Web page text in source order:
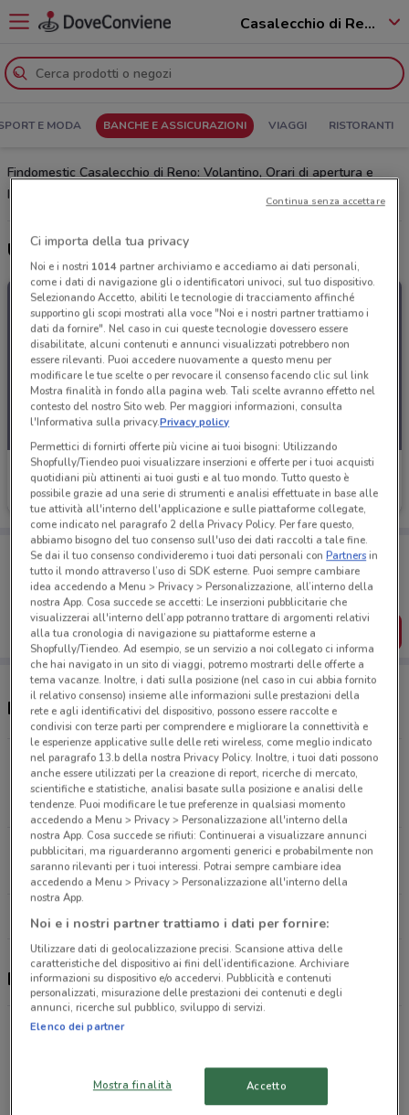
Casalecchio di Reno - 40033
E MODA BANCHE E ASSICURAZIONI VIAGGI RISTORANTI
Findomestic Casalecchio di Reno: Volantino, Orari di apertura e
Indirizzi
Ultime offerte del volantino Findomestic
Findomestic
Scade il 03/09 500 m
Porta DoveConviene sempre con te!
Puoi trovare le migliori offerte dei negozi vicino a te,
salvarle e creare la tua lista del risparmio, comodamente
dal tuo cellulare.
SCARICA L’APP
Negozi Findomestic a Casalecchio di Reno
Rotonda Biagi Via Porrettana, 279 Casalecchio Di
Reno
500 m
APERTO
Viale Pietramellara, 11 Bologna
5.8 km
APERTO
Tutti i negozi Findomestic
Findomestic, offerte e negozi
Offerte volantini e cataloghi per città nelle vicinanze
Ci importa della tua privacy
Noi e i nostri 1014partner archiviamo e accediamo ai dati personali,
come i dati di navigazione gli o identificatori univoci, sul tuo dispositivo.
Selezionando Accetto, abiliti le tecnologie di tracciamento affinché
supportino gli scopi mostrati alla voce "Noi e i nostri partner trattiamo i
dati da fornire". Nel caso in cui queste tecnologie dovessero essere
disabilitate, alcuni contenuti e annunci visualizzati potrebbero non
essere rilevanti. Puoi accedere nuovamente a questo menu per
modificare le tue scelte o per revocare il consenso facendo clic sul link
Mostra finalità in fondo alla pagina web. Tali scelte avranno effetto nel
contesto del nostro Sito web. Per maggiori informazioni, consulta
l'Informativa sulla privacy.Privacy policy
Permettici di fornirti offerte più vicine ai tuoi bisogni: Utilizzando
Shopfully/Tiendeo puoi visualizzare inserzioni e offerte per i tuoi acquisti
quotidiani più attinenti ai tuoi gusti e al tuo mondo. Tutto questo è
possibile grazie ad una serie di strumenti e analisi effettuate in base alle
tue attività all'interno dell'applicazione e sulle piattaforme collegate,
come indicato nel paragrafo 2 della Privacy Policy. Per fare questo,
abbiamo bisogno del tuo consenso sull'uso dei dati raccolti a tale fine.
Se dai il tuo consenso condivideremo i tuoi dati personali conPartnersin
tutto il mondo attraverso l’uso di SDK esterne. Puoi sempre cambiare
idea accedendo a Menu > Privacy > Personalizzazione, all’interno della
nostra App. Cosa succede se accetti: Le inserzioni pubblicitarie che
visualizzerai all'interno dell’app potranno trattare di argomenti relativi
alla tua cronologia di navigazione su piattaforme esterne a
Shopfully/Tiendeo. Ad esempio, se un servizio a noi collegato ci informa
che hai navigato in un sito di viaggi, potremo mostrarti delle offerte a
tema vacanze. Inoltre, i dati sulla posizione (nel caso in cui abbia fornito
il relativo consenso) insieme alle informazioni sulle prestazioni della
rete e agli identificativi del dispositivo, possono essere raccolte e
condivisi con terze parti per comprendere e migliorare la connettività e
le esperienze applicative sulle delle reti wireless, come meglio indicato
nel paragrafo 13.b della nostra Privacy Policy. Inoltre, i tuoi dati possono
anche essere utilizzati per la creazione di report, ricerche di mercato,
scientifiche e statistiche, analisi basate sulla posizione e analisi delle
tendenze. Puoi modificare le tue preferenze in qualsiasi momento
accedendo a Menu > Privacy > Personalizzazione all'interno della
nostra App. Cosa succede se rifiuti: Continuerai a visualizzare annunci
pubblicitari, ma riguarderanno argomenti generici e probabilmente non
saranno rilevanti per i tuoi interessi. Potrai sempre cambiare idea
accedendo a Menu > Privacy > Personalizzazione all'interno della
nostra App.
Noi e i nostri partner trattiamo i dati per fornire:
Utilizzare dati di geolocalizzazione precisi. Scansione attiva delle
caratteristiche del dispositivo ai fini dell’identificazione. Archiviare
informazioni su dispositivo e/o accedervi. Pubblicità e contenuti
personalizzati, misurazione delle prestazioni dei contenuti e degli
annunci, ricerche sul pubblico, sviluppo di servizi.
Elenco dei partner
Mostra finalità Accetto
Continua senza accettare